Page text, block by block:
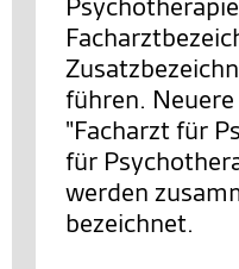
führen.
"Facharzt für
für
werden
bezeichnet.